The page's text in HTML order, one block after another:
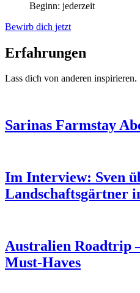
Beginn: jederzeit
Bewirb dich jetzt
Erfahrungen
Lass dich von anderen inspirieren.
Sarinas Farmstay
Im Interview: Sven
Landschaftsgärtner
Australien Roadtrip
Must-Haves